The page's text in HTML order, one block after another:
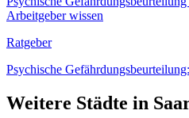
Arbeitgeber wissen
Ratgeber
Psychische
Weitere Städte in